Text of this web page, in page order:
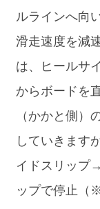
ルラインへ向
滑走速度を減
は、ヒールサ
からボードを
（かかと側）
していきます
イドスリップ
ップで停止（